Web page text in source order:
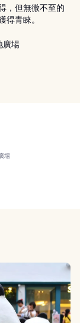
，但無微不至的
青睞。
廣場
場